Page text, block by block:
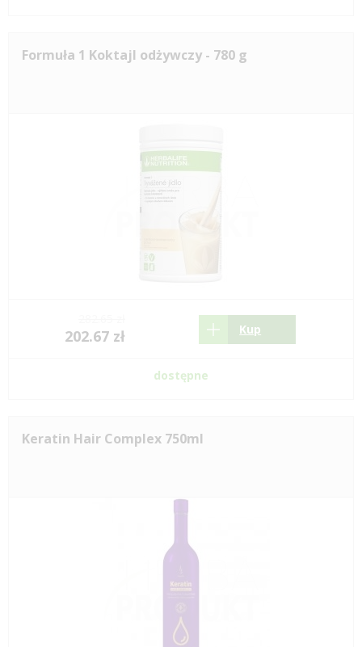
Formuła 1 Koktajl odżywczy - 780 g
202.67 zł Kup
dostępne
Keratin Hair Complex 750ml